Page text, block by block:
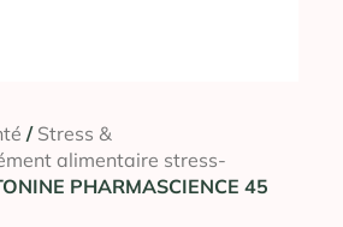
/ Stress &
alimentaire stress-
PHARMASCIENCE 45